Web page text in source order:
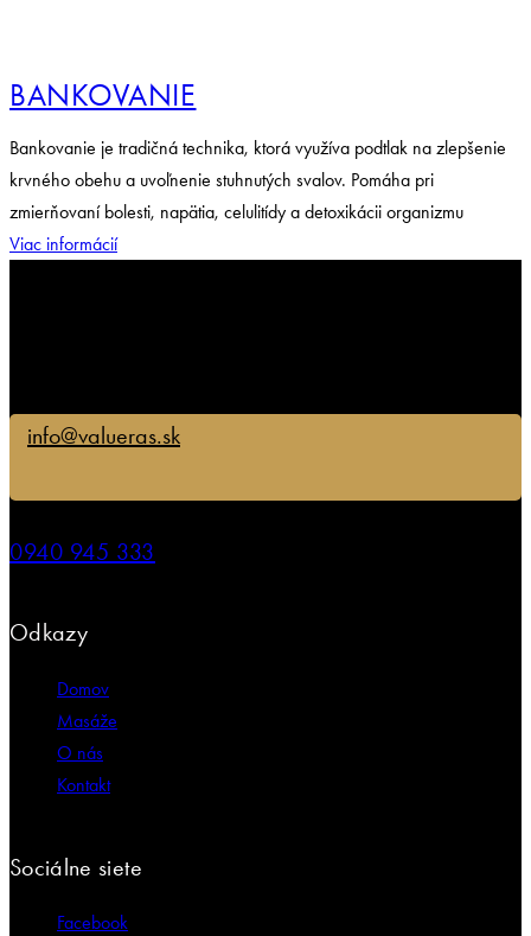
BANKOVANIE
Bankovanie je tradičná technika, ktorá využíva podtlak na zlepšenie
krvného obehu a uvoľnenie stuhnutých svalov. Pomáha pri
zmierňovaní bolesti, napätia, celulitídy a detoxikácii organizmu
Viac informácií
info@valueras.sk
0940 945 333
Odkazy
Domov
Masáže
O nás
Kontakt
Sociálne siete
Facebook